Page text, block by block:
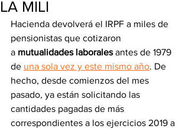
LA MILI
Hacienda devolverá el IRPF a miles de
pensionistas que cotizaron
a mutualidades laborales antes de 1979
de una sola vez y este mismo año. De
hecho, desde comienzos del mes
pasado, ya están solicitando las
cantidades pagadas de más
correspondientes a los ejercicios 2019 a